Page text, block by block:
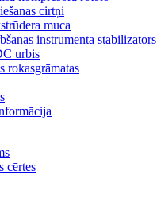
cirtņi
muca
instrumenta stabilizators
urbis
rokasgrāmatas
cērtes